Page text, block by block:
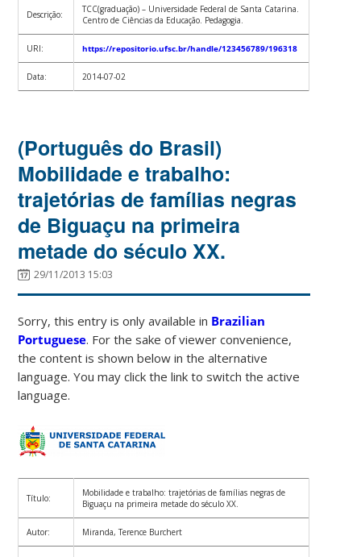
Descrição:
TCC(graduação) – Universidade Federal de Santa Catarina.
Centro de Ciências da Educação. Pedagogia.
URI: https://repositorio.ufsc.br/handle/123456789/196318
Data: 2014-07-02
(Português do Brasil)
Mobilidade e trabalho:
trajetórias de famílias negras
de Biguaçu na primeira
metade do século XX.
29/11/2013 15:03
Sorry, this entry is only available in Brazilian
Portuguese. For the sake of viewer convenience,
the content is shown below in the alternative
language. You may click the link to switch the active
language.
Título:
Mobilidade e trabalho: trajetórias de famílias negras de
Biguaçu na primeira metade do século XX.
Autor: Miranda, Terence Burchert